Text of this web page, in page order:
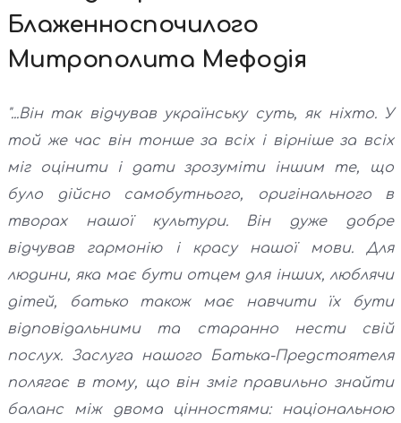
Блаженноспочилого
Митрополита Мефодія
"...Він так відчував українську суть, як ніхто. У
той же час він тонше за всіх і вірніше за всіх
міг оцінити і дати зрозуміти іншим те, що
було дійсно самобутнього, оригінального в
творах нашої культури. Він дуже добре
відчував гармонію і красу нашої мови. Для
людини, яка має бути отцем для інших, люблячи
дітей, батько також має навчити їх бути
відповідальними та старанно нести свій
послух. Заслуга нашого Батька-Предстоятеля
полягає в тому, що він зміг правильно знайти
баланс між двома цінностями: національною